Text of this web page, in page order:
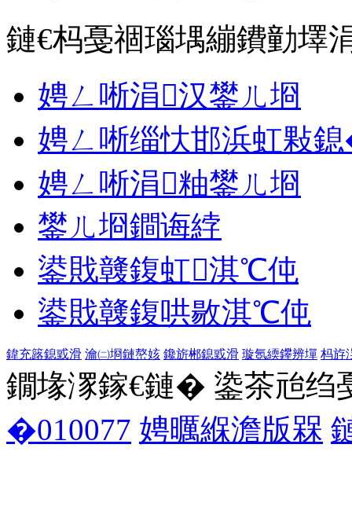
鏈€杩戞祻瑙堣繃鐨勭墿
娉ㄥ唽涓汉鐢ㄦ埛
娉ㄥ唽缁忕邯浜虹敤
娉ㄥ唽涓粙鐢ㄦ埛
鐢ㄦ埛鐧诲綍
鍙戝竷鍑虹淇℃伅
鍙戝竷鍑哄敭淇℃伅
鍏充簬鎴戜滑 瀹㈡埛鏈嶅姟 鑱旂郴鎴戜滑 璇氬緛鑻辨墠 杩斿
鐗堟潈鎵€鏈� 鍌茶兘绉
�010077 娉曞緥澹版槑